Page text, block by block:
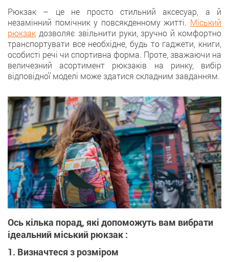
Рюкзак – це не просто стильний аксесуар, а й
незамінний помічник у повсякденному житті. Міський
рюкзак дозволяє звільнити руки, зручно й комфортно
транспортувати все необхідне, будь то гаджети, книги,
особисті речі чи спортивна форма. Проте, зважаючи на
величезний асортимент рюкзаків на ринку, вибір
відповідної моделі може здатися складним завданням.
Ось кілька порад, які допоможуть вам вибрати
ідеальний міський рюкзак :
1. Визначтеся з розміром